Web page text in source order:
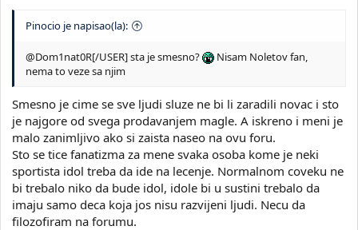
Pinocio je napisao(la):
@Dom1nat0R[/USER] sta je smesno?
Nisam Noletov fan,
nema to veze sa njim
Smesno je cime se sve ljudi sluze ne bi li zaradili novac i sto
je najgore od svega prodavanjem magle. A iskreno i meni je
malo zanimljivo ako si zaista naseo na ovu foru.
Sto se tice fanatizma za mene svaka osoba kome je neki
sportista idol treba da ide na lecenje. Normalnom coveku ne
bi trebalo niko da bude idol, idole bi u sustini trebalo da
imaju samo deca koja jos nisu razvijeni ljudi. Necu da
filozofiram na forumu.